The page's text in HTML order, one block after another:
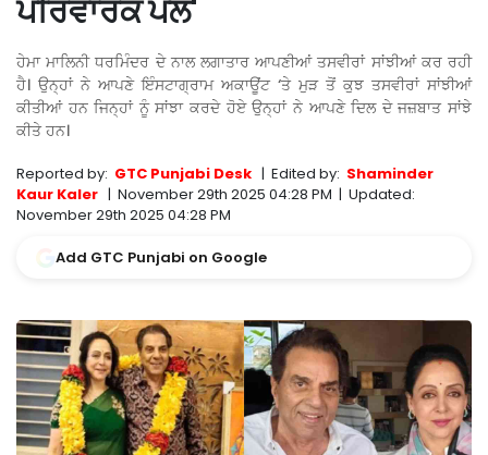
ਪਰਿਵਾਰਕ ਪਲ'
ਹੇਮਾ ਮਾਲਿਨੀ ਧਰਮਿੰਦਰ ਦੇ ਨਾਲ ਲਗਾਤਾਰ ਆਪਣੀਆਂ ਤਸਵੀਰਾਂ ਸਾਂਝੀਆਂ ਕਰ ਰਹੀ
ਹੈ। ਉਨ੍ਹਾਂ ਨੇ ਆਪਣੇ ਇੰਸਟਾਗ੍ਰਾਮ ਅਕਾਊਂਟ ‘ਤੇ ਮੁੜ ਤੋਂ ਕੁਝ ਤਸਵੀਰਾਂ ਸਾਂਝੀਆਂ
ਕੀਤੀਆਂ ਹਨ ਜਿਨ੍ਹਾਂ ਨੂੰ ਸਾਂਝਾ ਕਰਦੇ ਹੋਏ ਉਨ੍ਹਾਂ ਨੇ ਆਪਣੇ ਦਿਲ ਦੇ ਜਜ਼ਬਾਤ ਸਾਂਝੇ
ਕੀਤੇ ਹਨ।
Reported by: GTC Punjabi Desk | Edited by: Shaminder
Kaur Kaler | November 29th 2025 04:28 PM | Updated:
November 29th 2025 04:28 PM
Add GTC Punjabi on Google